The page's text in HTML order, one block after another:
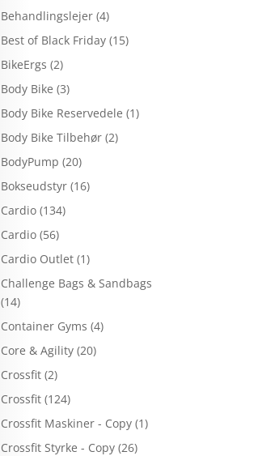
Behandlingslejer (4)
Best of Black Friday (15)
BikeErgs (2)
Body Bike (3)
Body Bike Reservedele (1)
Body Bike Tilbehør (2)
BodyPump (20)
Bokseudstyr (16)
Cardio (134)
Cardio (56)
Cardio Outlet (1)
Challenge Bags & Sandbags
(14)
Container Gyms (4)
Core & Agility (20)
Crossfit (2)
Crossfit (124)
Crossfit Maskiner - Copy (1)
Crossfit Styrke - Copy (26)